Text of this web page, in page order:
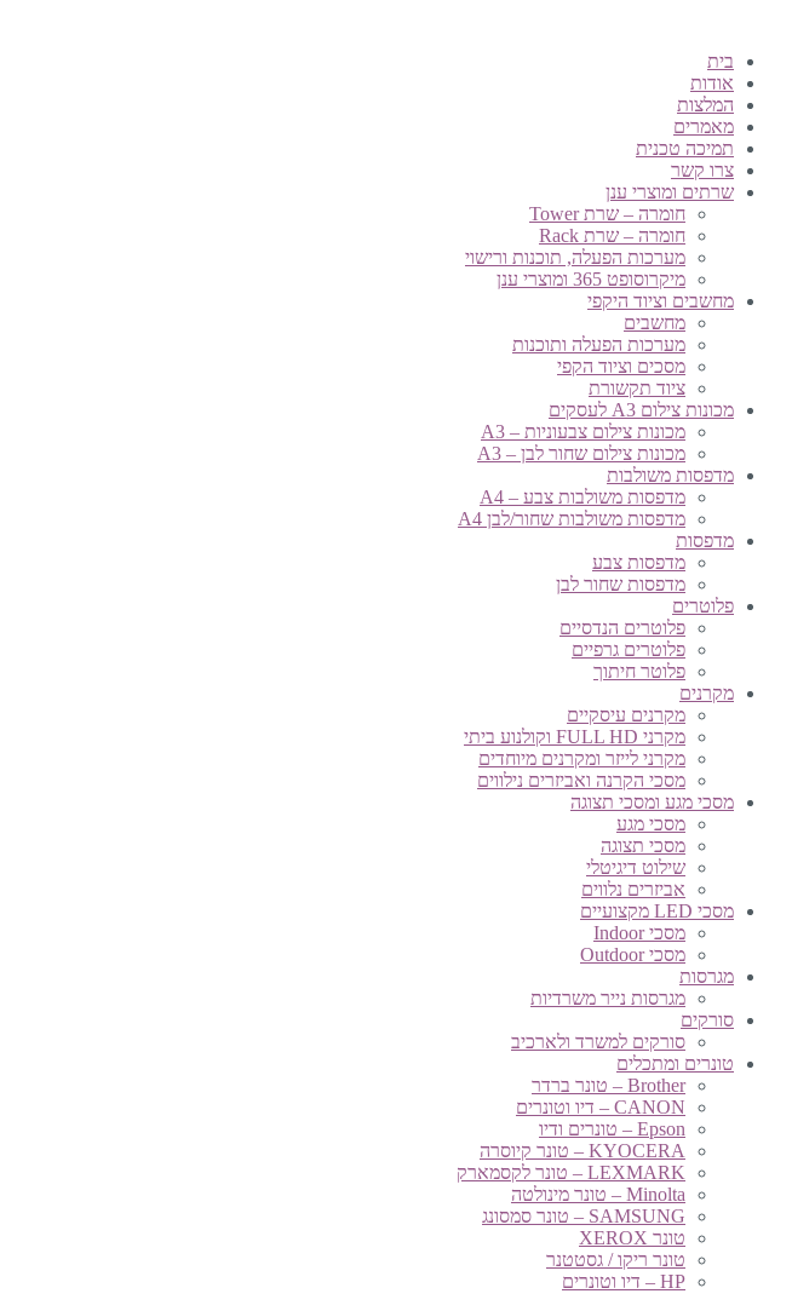
בית
אודות
המלצות
מאמרים
תמיכה טכנית
צרו קשר
שרתים ומוצרי ענן
חומרה – שרת Tower
חומרה – שרת Rack
מערכות הפעלה, תוכנות ורישוי
מיקרוסופט 365 ומוצרי ענן
מחשבים וציוד היקפי
מחשבים
מערכות הפעלה ותוכנות
מסכים וציוד הקפי
ציוד תקשורת
מכונות צילום A3 לעסקים
מכונות צילום צבעוניות – A3
מכונות צילום שחור לבן – A3
מדפסות משולבות
מדפסות משולבות צבע – A4
מדפסות משולבות שחור/לבן A4
מדפסות
מדפסות צבע
מדפסות שחור לבן
פלוטרים
פלוטרים הנדסיים
פלוטרים גרפיים
פלוטר חיתוך
מקרנים
מקרנים עיסקיים
מקרני FULL HD וקולנוע ביתי
מקרני לייזר ומקרנים מיוחדים
מסכי הקרנה ואביזרים נילווים
מסכי מגע ומסכי תצוגה
מסכי מגע
מסכי תצוגה
שילוט דיגיטלי
אביזרים נלווים
מסכי LED מקצועיים
מסכי Indoor
מסכי Outdoor
מגרסות
מגרסות נייר משרדיות
סורקים
סורקים למשרד ולארכיב
טונרים ומתכלים
Brother – טונר ברדר
CANON – דיו וטונרים
Epson – טונרים ודיו
KYOCERA – טונר קיוסרה
LEXMARK – טונר לקסמארק
Minolta – טונר מינולטה
SAMSUNG – טונר סמסונג
טונר XEROX
טונר ריקו / גסטטנר
HP – דיו וטונרים